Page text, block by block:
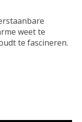
weet te
te fascineren.